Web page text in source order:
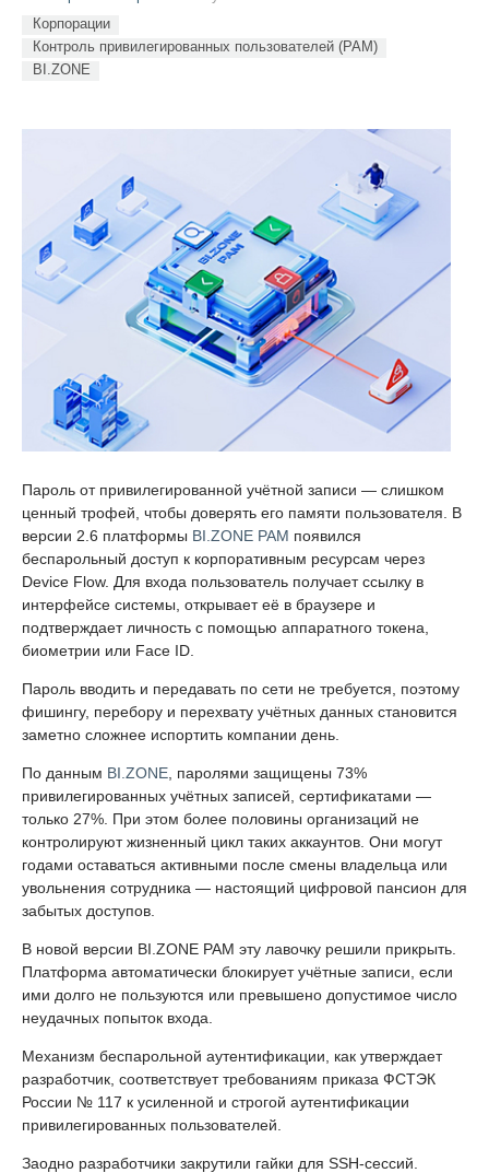
Корпорации
Контроль привилегированных пользователей (PAM)
BI.ZONE
Пароль от привилегированной учётной записи — слишком
ценный трофей, чтобы доверять его памяти пользователя. В
версии 2.6 платформы BI.ZONE PAM появился
беспарольный доступ к корпоративным ресурсам через
Device Flow. Для входа пользователь получает ссылку в
интерфейсе системы, открывает её в браузере и
подтверждает личность с помощью аппаратного токена,
биометрии или Face ID.
Пароль вводить и передавать по сети не требуется, поэтому
фишингу, перебору и перехвату учётных данных становится
заметно сложнее испортить компании день.
По данным BI.ZONE , паролями защищены 73%
привилегированных учётных записей, сертификатами —
только 27%. При этом более половины организаций не
контролируют жизненный цикл таких аккаунтов. Они могут
годами оставаться активными после смены владельца или
увольнения сотрудника — настоящий цифровой пансион для
забытых доступов.
В новой версии BI.ZONE PAM эту лавочку решили прикрыть.
Платформа автоматически блокирует учётные записи, если
ими долго не пользуются или превышено допустимое число
неудачных попыток входа.
Механизм беспарольной аутентификации, как утверждает
разработчик, соответствует требованиям приказа ФСТЭК
России № 117 к усиленной и строгой аутентификации
привилегированных пользователей.
Заодно разработчики закрутили гайки для SSH-сессий.